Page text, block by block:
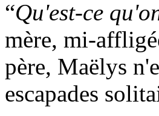
“Qu'est-ce
mère, mi-
père, Maëlys
escapades